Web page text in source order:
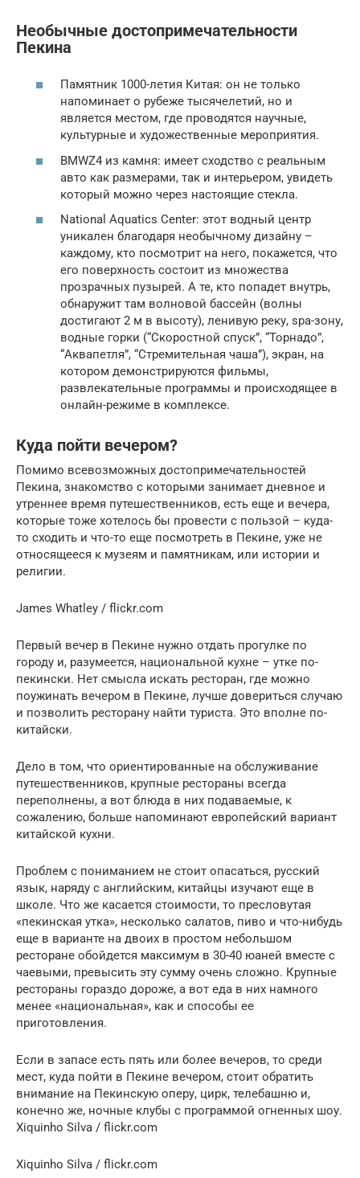
Необычные достопримечательности
Пекина
Памятник 1000-летия Китая: он не только
напоминает о рубеже тысячелетий, но и
является местом, где проводятся научные,
культурные и художественные мероприятия.
BMWZ4 из камня: имеет сходство с реальным
авто как размерами, так и интерьером, увидеть
который можно через настоящие стекла.
National Aquatics Center: этот водный центр
уникален благодаря необычному дизайну –
каждому, кто посмотрит на него, покажется, что
его поверхность состоит из множества
прозрачных пузырей. А те, кто попадет внутрь,
обнаружит там волновой бассейн (волны
достигают 2 м в высоту), ленивую реку, spa-зону,
водные горки (“Скоростной спуск”, “Торнадо”,
“Аквапетля”, “Стремительная чаша”), экран, на
котором демонстрируются фильмы,
развлекательные программы и происходящее в
онлайн-режиме в комплексе.
Куда пойти вечером?
Помимо всевозможных достопримечательностей
Пекина, знакомство с которыми занимает дневное и
утреннее время путешественников, есть еще и вечера,
которые тоже хотелось бы провести с пользой – куда-
то сходить и что-то еще посмотреть в Пекине, уже не
относящееся к музеям и памятникам, или истории и
религии.
James Whatley / flickr.com
Первый вечер в Пекине нужно отдать прогулке по
городу и, разумеется, национальной кухне – утке по-
пекински. Нет смысла искать ресторан, где можно
поужинать вечером в Пекине, лучше довериться случаю
и позволить ресторану найти туриста. Это вполне по-
китайски.
Дело в том, что ориентированные на обслуживание
путешественников, крупные рестораны всегда
переполнены, а вот блюда в них подаваемые, к
сожалению, больше напоминают европейский вариант
китайской кухни.
Проблем с пониманием не стоит опасаться, русский
язык, наряду с английским, китайцы изучают еще в
школе. Что же касается стоимости, то пресловутая
«пекинская утка», несколько салатов, пиво и что-нибудь
еще в варианте на двоих в простом небольшом
ресторане обойдется максимум в 30-40 юаней вместе с
чаевыми, превысить эту сумму очень сложно. Крупные
рестораны гораздо дороже, а вот еда в них намного
менее «национальная», как и способы ее
приготовления.
Если в запасе есть пять или более вечеров, то среди
мест, куда пойти в Пекине вечером, стоит обратить
внимание на Пекинскую оперу, цирк, телебашню и,
конечно же, ночные клубы с программой огненных шоу.
Xiquinho Silva / flickr.com
Xiquinho Silva / flickr.com